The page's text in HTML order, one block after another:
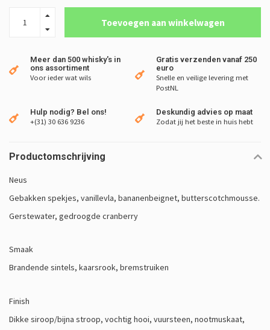
Toevoegen aan winkelwagen
Meer dan 500 whisky's in
ons assortiment
Voor ieder wat wils
Gratis verzenden vanaf 250
euro
Snelle en veilige levering met
PostNL
Hulp nodig? Bel ons!
+(31) 30 636 9236
Deskundig advies op maat
Zodat jij het beste in huis hebt
Productomschrijving
Neus
Gebakken spekjes, vanillevla, bananenbeignet, butterscotchmousse.
Gerstewater, gedroogde cranberry
Smaak
Brandende sintels, kaarsrook, bremstruiken
Finish
Dikke siroop/bijna stroop, vochtig hooi, vuursteen, nootmuskaat,